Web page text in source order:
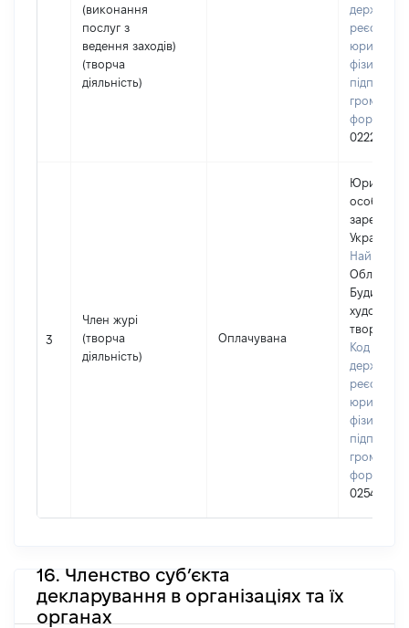
(виконання
послуг з
ведення заходів)
(творча
діяльність)
реєстрі
фізичних
02225619
3
Член журі
(творча
діяльність)
Оплачувана
Юридична
особа,
Україні
Обласний
Будинок
художньої
творчості
Код в
реєстрі
фізичних
02549842
16. Членство суб’єкта
декларування в організаціях та їх
органах